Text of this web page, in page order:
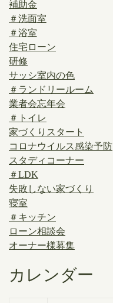
補助金
＃洗面室
＃浴室
住宅ローン
研修
サッシ室内の色
＃ランドリールーム
業者会忘年会
＃トイレ
家づくりスタート
コロナウイルス感染予防
スタディコーナー
＃LDK
失敗しない家づくり
寝室
＃キッチン
ローン相談会
オーナー様募集
カレンダー